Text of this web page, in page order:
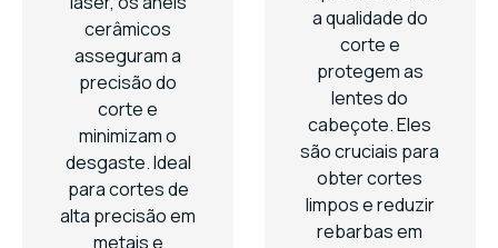
cerâmicos
asseguram a
precisão do
corte e
minimizam o
desgaste. Ideal
para cortes de
alta precisão em
metais e
a qualidade do
corte e
protegem as
lentes do
cabeçote. Eles
são cruciais para
obter cortes
limpos e reduzir
rebarbas em